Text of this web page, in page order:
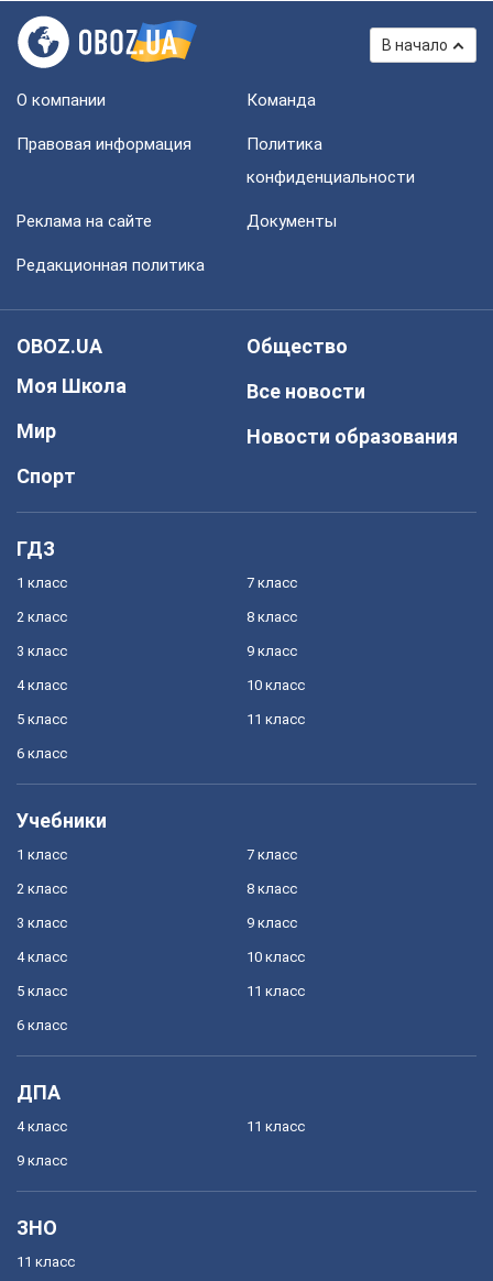
В начало
О компании Команда
Правовая информация
Политика
конфиденциальности
Реклама на сайте Документы
Редакционная политика
OBOZ.UA
Моя Школа
Мир
Спорт
Общество
Все новости
Новости образования
ГДЗ
1 класс
2 класс
3 класс
4 класс
5 класс
6 класс
7 класс
8 класс
9 класс
10 класс
11 класс
Учебники
1 класс
2 класс
3 класс
4 класс
5 класс
6 класс
7 класс
8 класс
9 класс
10 класс
11 класс
ДПА
4 класс
9 класс
11 класс
ЗНО
11 класс